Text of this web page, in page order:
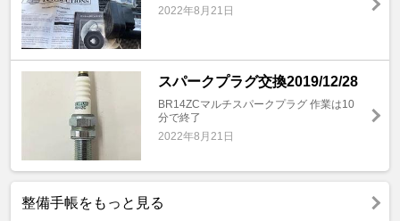
2022年8月21日
スパークプラグ交換2019/12/28
BR14ZCマルチスパークプラグ 作業は10
分で終了
2022年8月21日
整備手帳をもっと見る